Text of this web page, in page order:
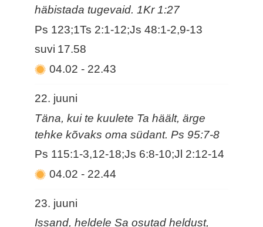
häbistada tugevaid. 1Kr 1:27
Ps 123;1Ts 2:1-12;Js 48:1-2,9-13
suvi 17.58
04.02- 22.43
22. juuni
Täna, kui te kuulete Ta häält, ärge
tehke kõvaks oma südant. Ps 95:7-8
Ps 115:1-3,12-18;Js 6:8-10;Jl 2:12-14
04.02- 22.44
23. juuni
Issand, heldele Sa osutad heldust,